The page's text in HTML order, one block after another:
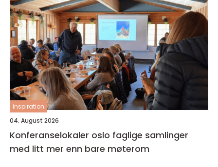
inspiration
04. August 2026
Konferanselokaler oslo faglige samlinger
med litt mer enn bare møterom